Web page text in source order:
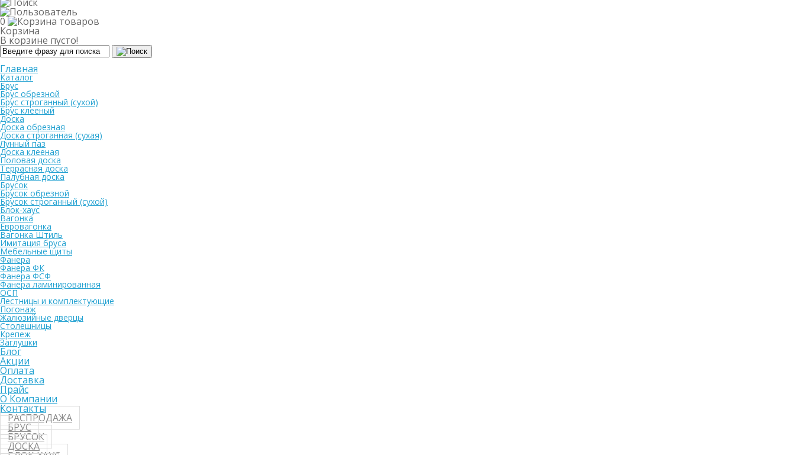
0
Корзина
В корзине пусто!
Главная
Каталог
Брус
Брус обрезной
Брус строганный (сухой)
Брус клееный
Доска
Доска обрезная
Доска строганная (сухая)
Лунный паз
Доска клееная
Половая доска
Террасная доска
Палубная доска
Брусок
Брусок обрезной
Брусок строганный (сухой)
Блок-хаус
Вагонка
Евровагонка
Вагонка Штиль
Имитация бруса
Мебельные щиты
Фанера
Фанера ФК
Фанера ФСФ
Фанера ламинированная
ОСП
Лестницы и комплектующие
Погонаж
Жалюзийные дверцы
Столешницы
Крепеж
Заглушки
Блог
Акции
Оплата
Доставка
Прайс
О Компании
Контакты
РАСПРОДАЖА
БРУС
БРУСОК
ДОСКА